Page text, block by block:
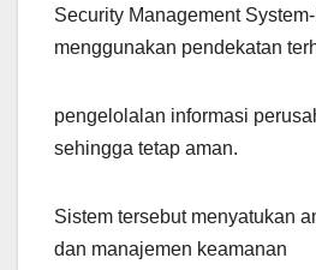
Security Management
menggunakan pendekatan
pengelolalan informasi
sehingga tetap aman.
Sistem tersebut menyatukan
dan manajemen keamanan